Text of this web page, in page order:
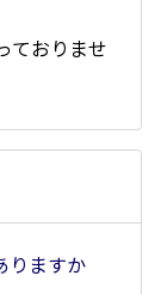
ておりませ
りますか